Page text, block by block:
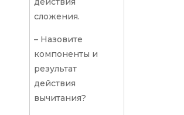
сложения.
– Назовите
компоненты и
результат
действия
вычитания?